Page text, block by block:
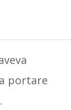
portare